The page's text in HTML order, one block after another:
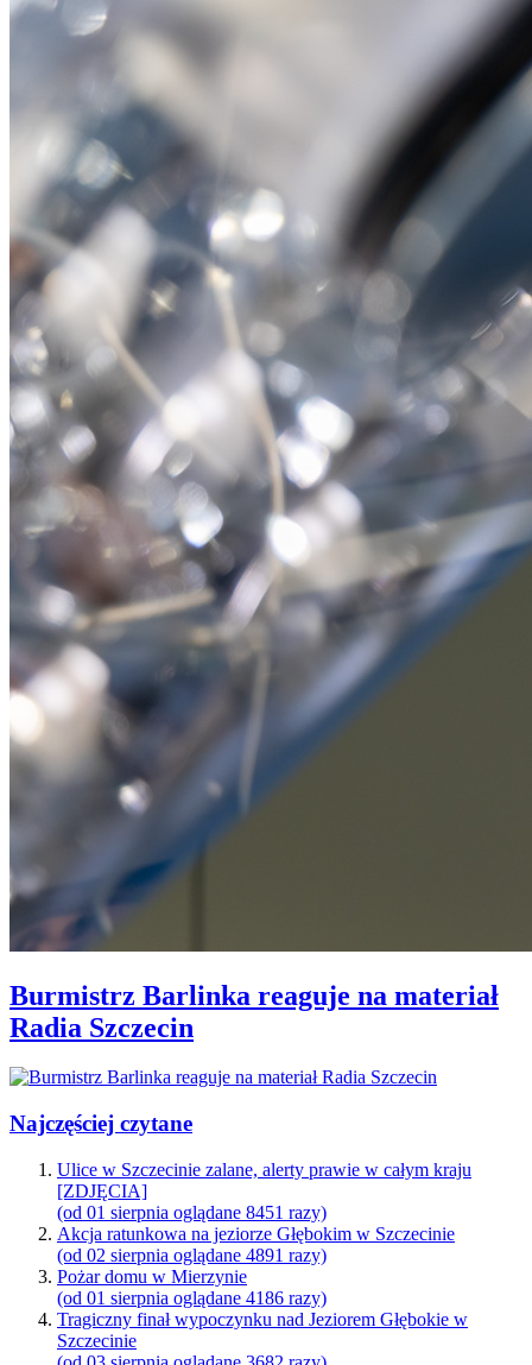
Burmistrz Barlinka reaguje na materiał
Radia Szczecin
Najczęściej czytane
Ulice w Szczecinie zalane, alerty prawie w całym kraju
[ZDJĘCIA]
(od 01 sierpnia oglądane 8451 razy)
Akcja ratunkowa na jeziorze Głębokim w Szczecinie
(od 02 sierpnia oglądane 4891 razy)
Pożar domu w Mierzynie
(od 01 sierpnia oglądane 4186 razy)
Tragiczny finał wypoczynku nad Jeziorem Głębokie w
Szczecinie